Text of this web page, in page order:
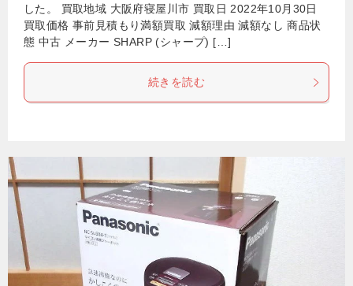
した。 買取地域 大阪府寝屋川市 買取日 2022年10月30日
買取価格 事前見積もり満額買取 減額理由 減額なし 商品状
態 中古 メーカー SHARP (シャープ) […]
続きを読む